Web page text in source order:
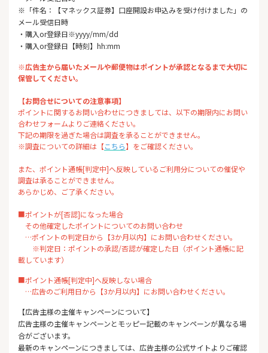
※「件名：【マネックス証券】口座開設お申込みを受け付けました」の
メール受信日時
・購入or登録日※yyyy/mm/dd
・購入or登録日【時刻】hh:mm
※広告主から届いたメールや郵便物はポイントが承認となるまで大切に
保管してください。
【お問合せについての注意事項】
ポイントに関するお問い合わせにつきましては、以下の期限内にお問い
合わせフォームよりご連絡ください。
下記の期限を過ぎた場合は調査を承ることができません。
※調査についての詳細は【こちら】をご確認ください。
また、ポイント通帳[判定中]へ反映しているご利用分についての催促や
調査は承ることができません。
あらかじめ、ご了承ください。
■ポイントが[否認]になった場合
その他確定したポイントについてのお問い合わせ
…ポイントの判定日から【3か月以内】にお問い合わせください。
※判定日：ポイントの承認/否認が確定した日（ポイント通帳に記
載しています）
■ポイント通帳[判定中]へ反映しない場合
…広告のご利用日から【3か月以内】にお問い合わせください。
【広告主様の主催キャンペーンについて】
広告主様の主催キャンペーンとモッピー記載のキャンペーンが異なる場
合がございます。
最新のキャンペーンにつきましては、広告主様の公式サイトよりご確認